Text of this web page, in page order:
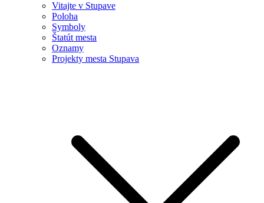
Vitajte v Stupave
Poloha
Symboly
Štatút mesta
Oznamy
Projekty mesta Stupava